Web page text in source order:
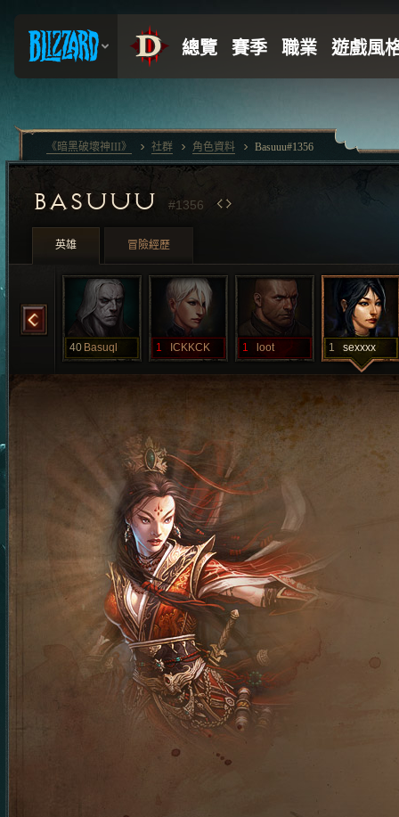
BASUUU #1356
英雄 冒險經歷
40 Basuql 1 ICKKCK 1 loot 1 sexxxx
《暗黑破壞神III》 社群 角色資料 Basuuu#1356